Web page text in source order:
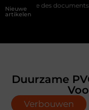
Nieuwe
artikelen
des documents avant la
Duurzame
Verbouwen